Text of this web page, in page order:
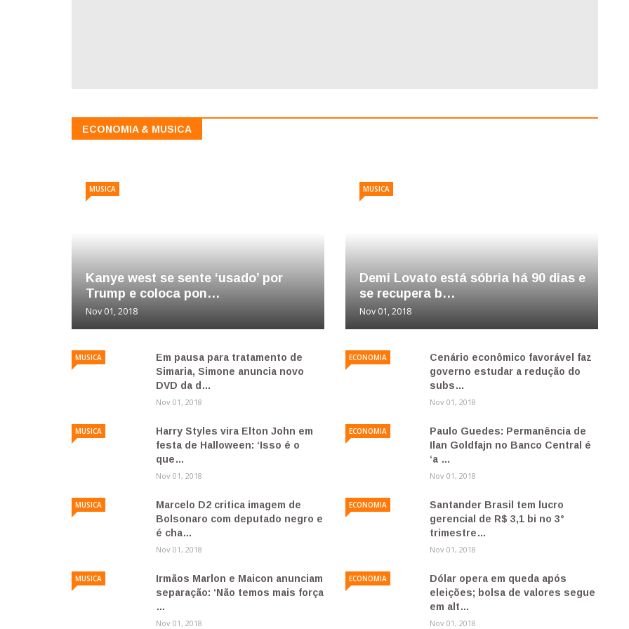
ECONOMIA & MUSICA
Kanye west se sente ‘usado’ por
Trump e coloca pon…
Nov 01, 2018
MUSICA
Demi Lovato está sóbria há 90 dias e
se recupera b…
Nov 01, 2018
MUSICA
Em pausa para tratamento de
Simaria, Simone anuncia novo
DVD da d…
MUSICA
Nov 01, 2018
Harry Styles vira Elton John em
festa de Halloween: ‘Isso é o
que…
MUSICA
Nov 01, 2018
Marcelo D2 critica imagem de
Bolsonaro com deputado negro e
é cha…
MUSICA
Nov 01, 2018
Irmãos Marlon e Maicon anunciam
separação: ‘Não temos mais força
…
MUSICA
Nov 01, 2018
Cenário econômico favorável faz
governo estudar a redução do
subs…
ECONOMIA
Nov 01, 2018
Paulo Guedes: Permanência de
Ilan Goldfajn no Banco Central é
‘a …
ECONOMIA
Nov 01, 2018
Santander Brasil tem lucro
gerencial de R$ 3,1 bi no 3°
trimestre…
ECONOMIA
Nov 01, 2018
Dólar opera em queda após
eleições; bolsa de valores segue
em alt…
ECONOMIA
Nov 01, 2018